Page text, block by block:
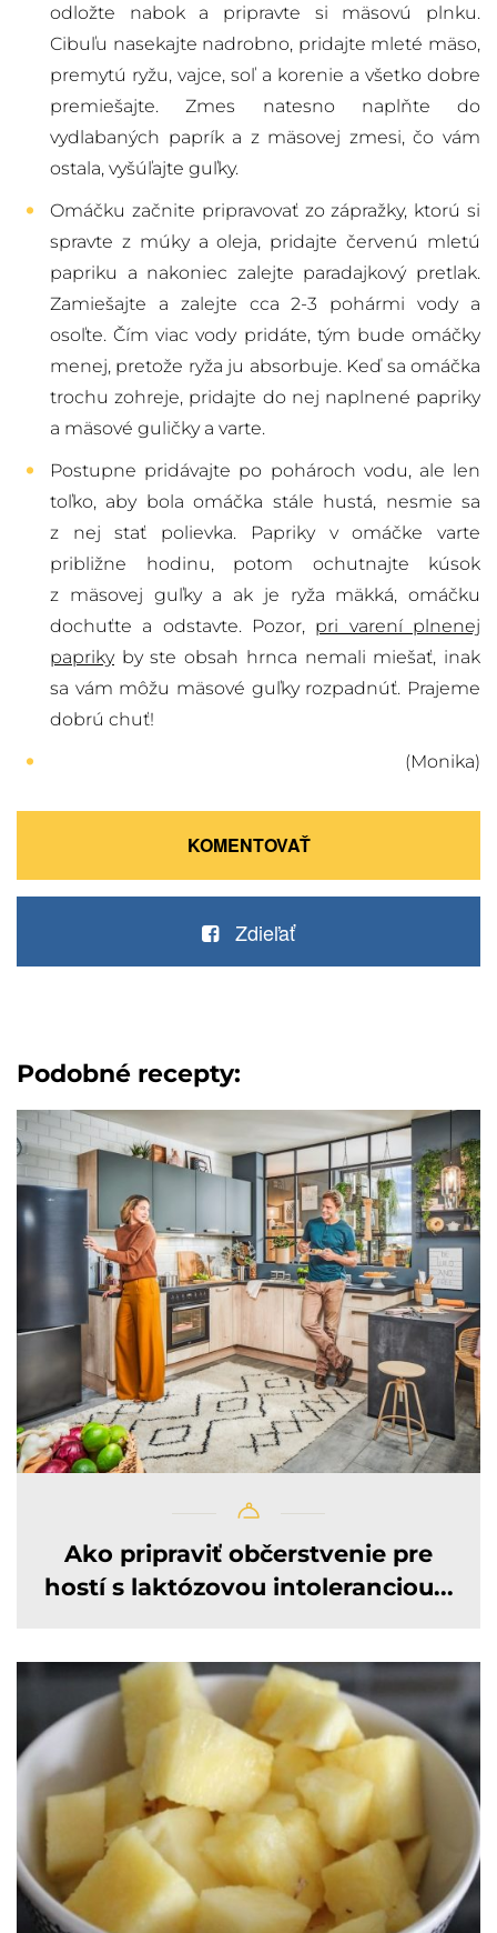
odložte nabok a pripravte si mäsovú plnku.
Cibuľu nasekajte nadrobno, pridajte mleté mäso,
premytú ryžu, vajce, soľ a korenie a všetko dobre
premiešajte. Zmes natesno naplňte do
vydlabaných paprík a z mäsovej zmesi, čo vám
ostala, vyšúľajte guľky.
Omáčku začnite pripravovať zo zápražky, ktorú si
spravte z múky a oleja, pridajte červenú mletú
papriku a nakoniec zalejte paradajkový pretlak.
Zamiešajte a zalejte cca 2-3 pohármi vody a
osoľte. Čím viac vody pridáte, tým bude omáčky
menej, pretože ryža ju absorbuje. Keď sa omáčka
trochu zohreje, pridajte do nej naplnené papriky
a mäsové guličky a varte.
Postupne pridávajte po pohároch vodu, ale len
toľko, aby bola omáčka stále hustá, nesmie sa
z nej stať polievka. Papriky v omáčke varte
približne hodinu, potom ochutnajte kúsok
z mäsovej guľky a ak je ryža mäkká, omáčku
dochuťte a odstavte. Pozor, pri varení plnenej
paprikyby ste obsah hrnca nemali miešať, inak
sa vám môžu mäsové guľky rozpadnúť. Prajeme
dobrú chuť!
(Monika)
KOMENTOVAŤ
Zdieľať
Podobné recepty:
Ako pripraviť občerstvenie pre
hostí s laktózovou intoleranciou...